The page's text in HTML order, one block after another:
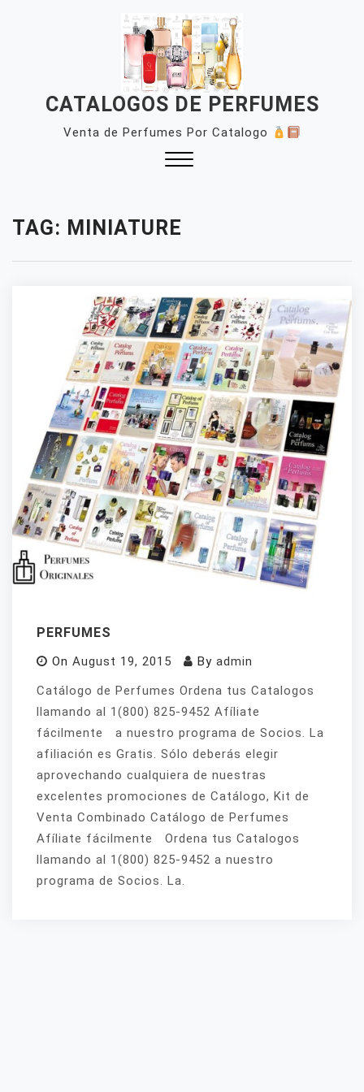
CATALOGOS DE PERFUMES
Venta de Perfumes Por Catalogo
TAG: MINIATURE
PERFUMES
On August 19, 2015 By admin
Catálogo de Perfumes Ordena tus Catalogos
llamando al 1(800) 825-9452 Afíliate
fácilmente a nuestro programa de Socios. La
afiliación es Gratis. Sólo deberás elegir
aprovechando cualquiera de nuestras
excelentes promociones de Catálogo, Kit de
Venta Combinado Catálogo de Perfumes
Afíliate fácilmente Ordena tus Catalogos
llamando al 1(800) 825-9452 a nuestro
programa de Socios. La.